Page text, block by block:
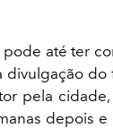
até ter
do
pela
depois